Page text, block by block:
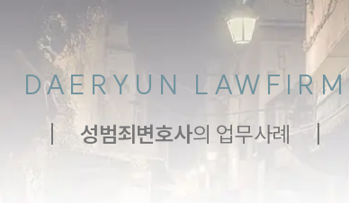
DAERYUN LAWFIRM
성범죄변호사의 업무사례